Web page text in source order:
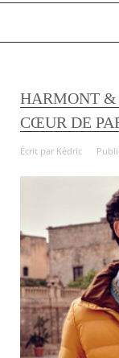
HARMONT
CŒUR DE
Écrit par Kédric